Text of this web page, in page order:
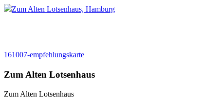
161007-empfehlungskarte
Zum Alten Lotsenhaus
Zum Alten Lotsenhaus